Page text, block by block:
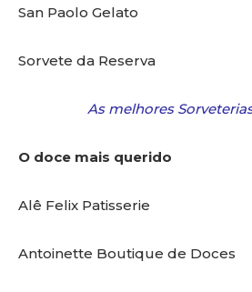
San Paolo Gelato
Sorvete da Reserva
As melhores
O doce mais querido
Alê Felix Patisserie
Antoinette Boutique de Doces